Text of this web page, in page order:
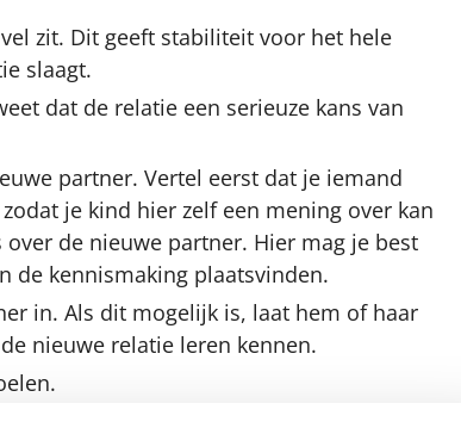
zit. Dit geeft stabiliteit voor het hele
slaagt.
dat de relatie een serieuze kans van
partner. Vertel eerst dat je iemand
je kind hier zelf een mening over kan
de nieuwe partner. Hier mag je best
de kennismaking plaatsvinden.
in. Als dit mogelijk is, laat hem of haar
nieuwe relatie leren kennen.